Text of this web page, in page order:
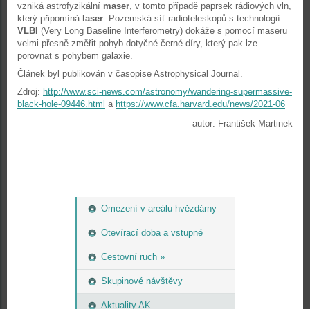
Omezení v areálu hvězdárny
Otevírací doba a vstupné
Cestovní ruch »
Skupinové návštěvy
Aktuality AK
vzniká astrofyzikální maser, v tomto případě paprsek rádiových vln,
který připomíná laser. Pozemská síť radioteleskopů s technologií
VLBI (Very Long Baseline Interferometry) dokáže s pomocí maseru
velmi přesně změřit pohyb dotyčné černé díry, který pak lze
porovnat s pohybem galaxie.
Článek byl publikován v časopise Astrophysical Journal.
Zdroj: http://www.sci-news.com/astronomy/wandering-supermassive-
black-hole-09446.html a https://www.cfa.harvard.edu/news/2021-06
autor: František Martinek